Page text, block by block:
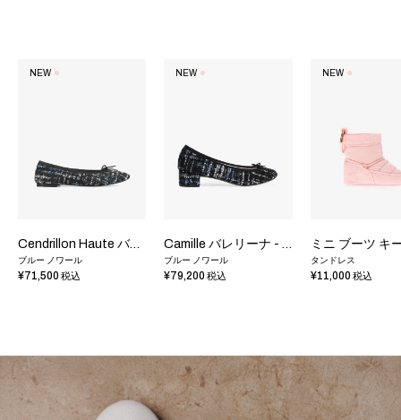
NEW
Cendrillon Haute バレエフラット - ラバーソール - EUサイズ
ブルー ノワール
¥71,500 税込
NEW
Camille バレリーナ - ラバーソール - EUサイズ
ブルー ノワール
¥79,200 税込
NEW
タンドレス
¥11,000 税込
詳細を見る